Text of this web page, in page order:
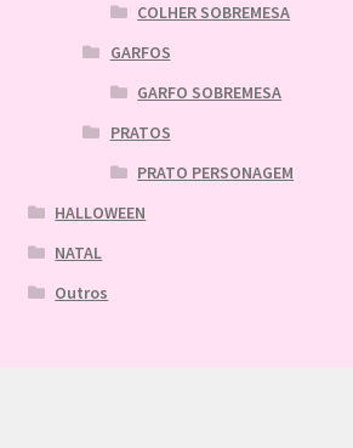
COLHER SOBREMESA
GARFOS
GARFO SOBREMESA
PRATOS
PRATO PERSONAGEM
HALLOWEEN
NATAL
Outros